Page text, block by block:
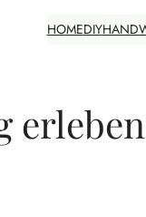
HOMEDIY